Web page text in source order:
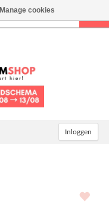
Inloggen
Manage cookies